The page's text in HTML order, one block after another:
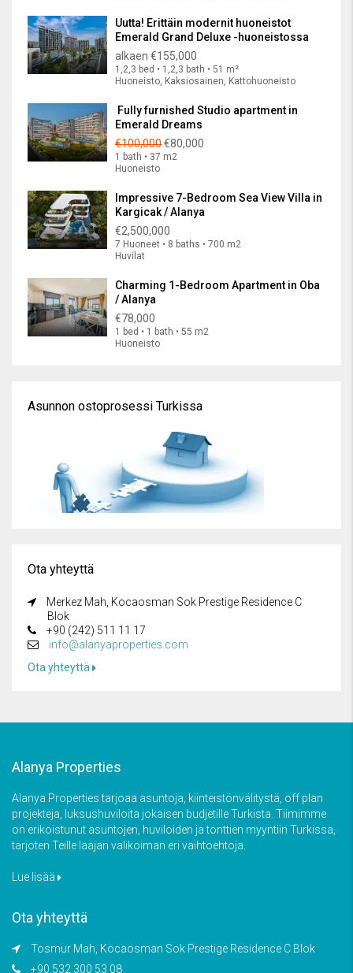
Uutta! Erittäin modernit huoneistot
Emerald Grand Deluxe -huoneistossa
alkaen €155,000
1,2,3 bed • 1,2,3 bath • 51 m²
Huoneisto, Kaksiosainen, Kattohuoneisto
Fully furnished Studio apartment in
Emerald Dreams
€100,000€80,000
1 bath • 37 m2
Huoneisto
Impressive 7-Bedroom Sea View Villa in
Kargicak / Alanya
€2,500,000
7 Huoneet • 8 baths • 700 m2
Huvilat
Charming 1-Bedroom Apartment in Oba
/ Alanya
€78,000
1 bed • 1 bath • 55 m2
Huoneisto
Asunnon ostoprosessi Turkissa
Ota yhteyttä
Merkez Mah, Kocaosman Sok Prestige Residence C
Blok
+90 (242) 511 11 17
info@alanyaproperties.com
Ota yhteyttä
Alanya Properties
Alanya Properties tarjoaa asuntoja, kiinteistönvälitystä, off plan
projekteja, luksushuviloita jokaisen budjetille Turkista. Tiimimme
on erikoistunut asuntojen, huviloiden ja tonttien myyntiin Turkissa,
tarjoten Teille laajan valikoiman eri vaihtoehtoja.
Lue lisää
Ota yhteyttä
Tosmur Mah, Kocaosman Sok Prestige Residence C Blok
+90 532 300 53 08